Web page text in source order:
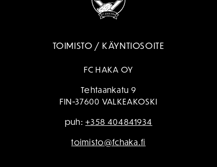
TOIMISTO / KÄYNTIOSOITE
FC HAKA OY
Tehtaankatu 9
FIN-37600 VALKEAKOSKI
puh:+358 404841934
toimisto@fchaka.fi